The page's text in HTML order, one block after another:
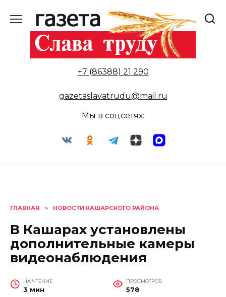
содержанию
+7 (86388) 21 290
gazetaslavatrudu@mail.ru
Мы в соцсетях:
ГЛАВНАЯ » НОВОСТИ КАШАРСКОГО РАЙОНА
В Кашарах установлены
дополнительные камеры
видеонаблюдения
НА ЧТЕНИЕ
3 мин
ПРОСМОТРОВ
578